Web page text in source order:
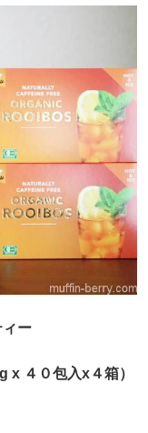
ィー
４０包入x４箱）